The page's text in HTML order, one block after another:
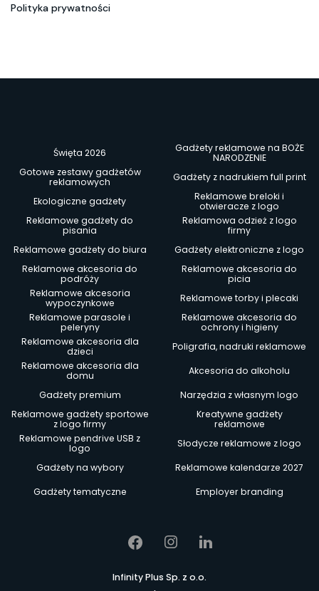
Polityka prywatności
Święta 2026
Gadżety reklamowe na BOŻE
NARODZENIE
Gotowe zestawy gadżetów
reklamowych
Gadżety z nadrukiem full print
Ekologiczne gadżety
Reklamowe breloki i
otwieracze z logo
Reklamowe gadżety do
pisania
Reklamowa odzież z logo
firmy
Reklamowe gadżety do biura
Gadżety elektroniczne z logo
Reklamowe akcesoria do
podróży
Reklamowe akcesoria do
picia
Reklamowe akcesoria
wypoczynkowe
Reklamowe torby i plecaki
Reklamowe parasole i
peleryny
Reklamowe akcesoria do
ochrony i higieny
Reklamowe akcesoria dla
dzieci
Poligrafia, nadruki reklamowe
Reklamowe akcesoria dla
domu
Akcesoria do alkoholu
Gadżety premium
Narzędzia z własnym logo
Reklamowe gadżety sportowe
z logo firmy
Kreatywne gadżety
reklamowe
Reklamowe pendrive USB z
logo
Słodycze reklamowe z logo
Gadżety na wybory
Reklamowe kalendarze 2027
Gadżety tematyczne
Employer branding
Infinity Plus Sp. z o.o.